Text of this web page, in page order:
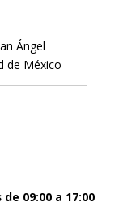
Ángel
de México
09:00 a 17:00